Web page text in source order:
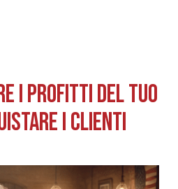
i Profitti del tuo
i clienti